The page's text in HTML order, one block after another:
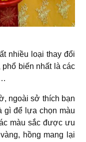
nhiều loại thay đổi
biến nhất là các
ngoài sở thích bạn
gì để lựa chọn màu
màu sắc được ưu
hồng mang lại